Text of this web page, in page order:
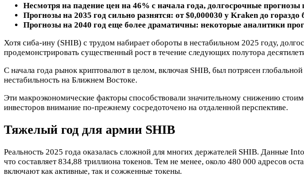
Несмотря на падение цен на 46% с начала года, долгосрочные
Прогнозы на 2035 год сильно разнятся: от $0,000030 у Kraken до
Прогнозы на 2040 год еще более драматичны: некоторые аналитики
Хотя сиба-ину (SHIB) с трудом набирает обороты в нестабильном 2025 году,
продемонстрировать существенный рост в течение следующих полутора
С начала года рынок криптовалют в целом, включая SHIB, был потрясен
нестабильность на Ближнем Востоке.
Эти макроэкономические факторы способствовали значительному снижению
инвесторов внимание по-прежнему сосредоточено на отдаленной перспективе.
Тяжелый год для армии SHIB
Реальность 2025 года оказалась сложной для многих держателей SHIB. Данные
что составляет 834,88 триллиона токенов. Тем не менее, около 480 000 адресов
включают как активные, так и сожженные токены.